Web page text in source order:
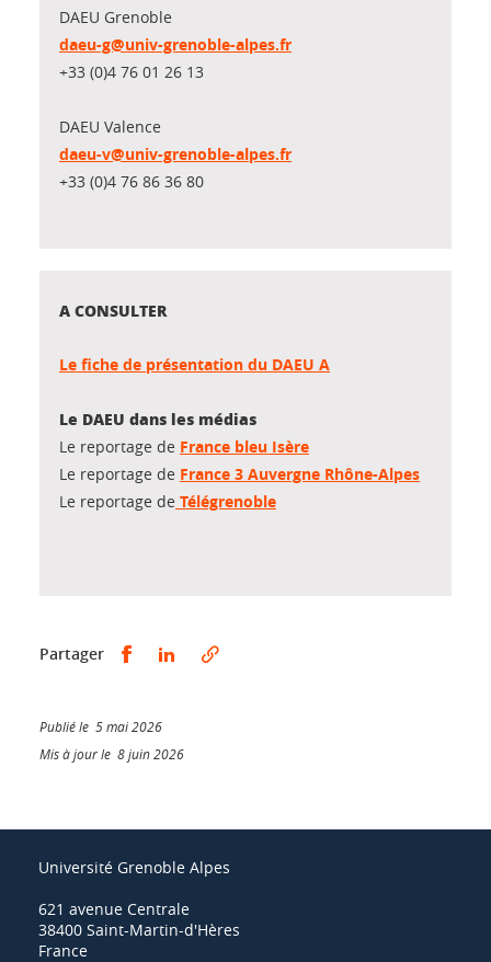
DAEU Grenoble
daeu-g@univ-grenoble-alpes.fr
+33 (0)4 76 01 26 13
DAEU Valence
daeu-v@univ-grenoble-alpes.fr
+33 (0)4 76 86 36 80
A CONSULTER
Le fiche de présentation du DAEU A
Le DAEU dans les médias
Le reportage de France bleu Isère
Le reportage de France 3 Auvergne Rhône-Alpes
Le reportage de Télégrenoble
Partager Partager sur Facebook
Partager sur LinkedIn
Publié le 5 mai 2026
Mis à jour le 8 juin 2026
Université Grenoble Alpes
621 avenue Centrale
38400 Saint-Martin-d'Hères
France